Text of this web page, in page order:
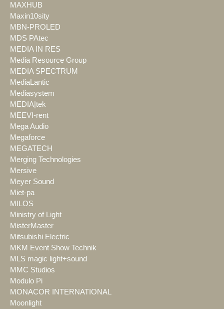
MAXHUB
Maxin10sity
MBN-PROLED
MDS PAtec
MEDIA IN RES
Media Resource Group
MEDIA SPECTRUM
MediaLantic
Mediasystem
MEDIA|tek
MEEVI-rent
Mega Audio
Megaforce
MEGATECH
Merging Technologies
Mersive
Meyer Sound
Miet-pa
MILOS
Ministry of Light
MisterMaster
Mitsubishi Electric
MKM Event Show Technik
MLS magic light+sound
MMC Studios
Modulo Pi
MONACOR INTERNATIONAL
Moonlight